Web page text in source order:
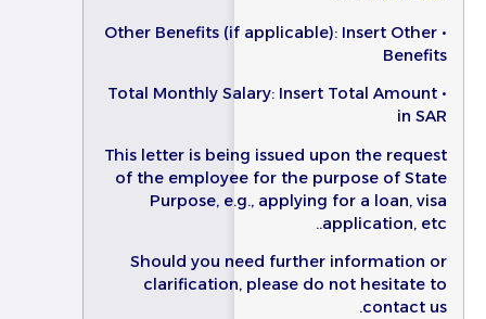
• Other Benefits (if applicable): Insert Other
Benefits
• Total Monthly Salary: Insert Total Amount
in SAR
This letter is being issued upon the request
of the employee for the purpose of State
Purpose, e.g., applying for a loan, visa
application, etc..
Should you need further information or
clarification, please do not hesitate to
contact us.